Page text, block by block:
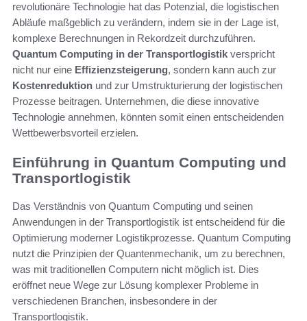
revolutionäre Technologie hat das Potenzial, die logistischen
Abläufe maßgeblich zu verändern, indem sie in der Lage ist,
komplexe Berechnungen in Rekordzeit durchzuführen.
Quantum Computing in der Transportlogistik verspricht
nicht nur eine Effizienzsteigerung, sondern kann auch zur
Kostenreduktion und zur Umstrukturierung der logistischen
Prozesse beitragen. Unternehmen, die diese innovative
Technologie annehmen, könnten somit einen entscheidenden
Wettbewerbsvorteil erzielen.
Einführung in Quantum Computing und
Transportlogistik
Das Verständnis von Quantum Computing und seinen
Anwendungen in der Transportlogistik ist entscheidend für die
Optimierung moderner Logistikprozesse. Quantum Computing
nutzt die Prinzipien der Quantenmechanik, um zu berechnen,
was mit traditionellen Computern nicht möglich ist. Dies
eröffnet neue Wege zur Lösung komplexer Probleme in
verschiedenen Branchen, insbesondere in der
Transportlogistik.